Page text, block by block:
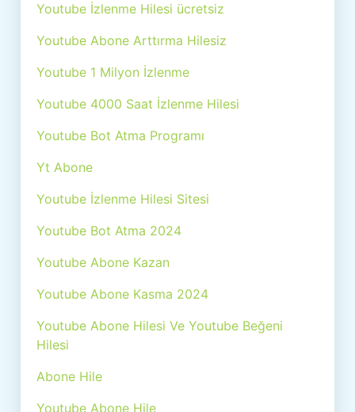
Youtube İzlenme Hilesi ücretsiz
Youtube Abone Arttırma Hilesiz
Youtube 1 Milyon İzlenme
Youtube 4000 Saat İzlenme Hilesi
Youtube Bot Atma Programı
Yt Abone
Youtube İzlenme Hilesi Sitesi
Youtube Bot Atma 2024
Youtube Abone Kazan
Youtube Abone Kasma 2024
Youtube Abone Hilesi Ve Youtube Beğeni
Hilesi
Abone Hile
Youtube Abone Hile